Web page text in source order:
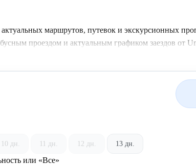
маршрутов, путевок и экскурсионных
проездом и актуальным графиком заездов от
10 дн. 11 дн. 12 дн. 13 дн.
или «Все»